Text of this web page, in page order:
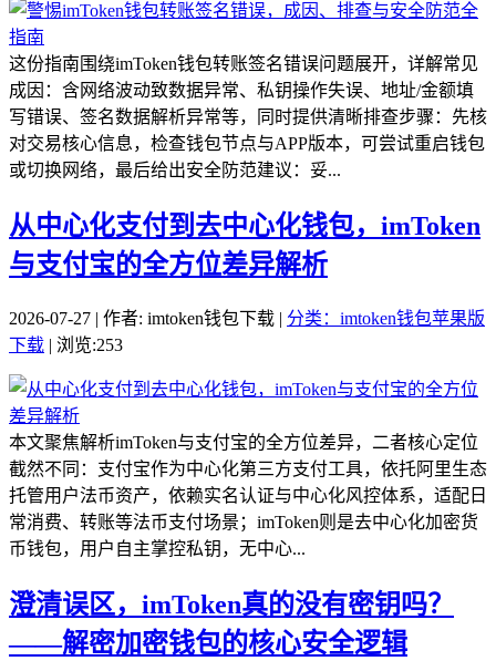
这份指南围绕imToken钱包转账签名错误问题展开，详解常见
成因：含网络波动致数据异常、私钥操作失误、地址/金额填
写错误、签名数据解析异常等，同时提供清晰排查步骤：先核
对交易核心信息，检查钱包节点与APP版本，可尝试重启钱包
或切换网络，最后给出安全防范建议：妥...
从中心化支付到去中心化钱包，imToken
与支付宝的全方位差异解析
2026-07-27 | 作者: imtoken钱包下载 | 分类：imtoken钱包苹果版
下载 | 浏览:253
本文聚焦解析imToken与支付宝的全方位差异，二者核心定位
截然不同：支付宝作为中心化第三方支付工具，依托阿里生态
托管用户法币资产，依赖实名认证与中心化风控体系，适配日
常消费、转账等法币支付场景；imToken则是去中心化加密货
币钱包，用户自主掌控私钥，无中心...
澄清误区，imToken真的没有密钥吗？
——解密加密钱包的核心安全逻辑